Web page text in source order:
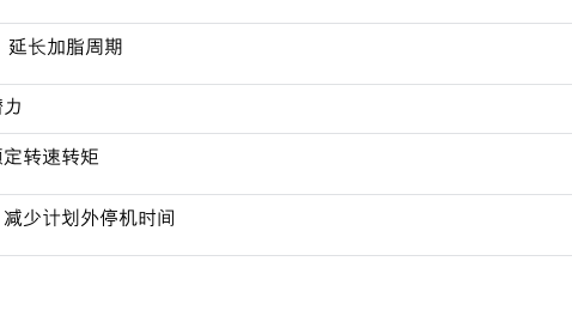
延长加脂周期
转速转矩
少计划外停机时间